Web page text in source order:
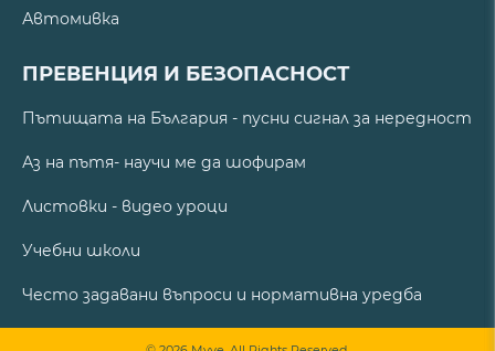
Автомивка
ПРЕВЕНЦИЯ И БЕЗОПАСНОСТ
Пътищата на България - пусни сигнал за нередност
Аз на пътя- научи ме да шофирам
Листовки - видео уроци
Учебни школи
Често задавани въпроси и нормативна уредба